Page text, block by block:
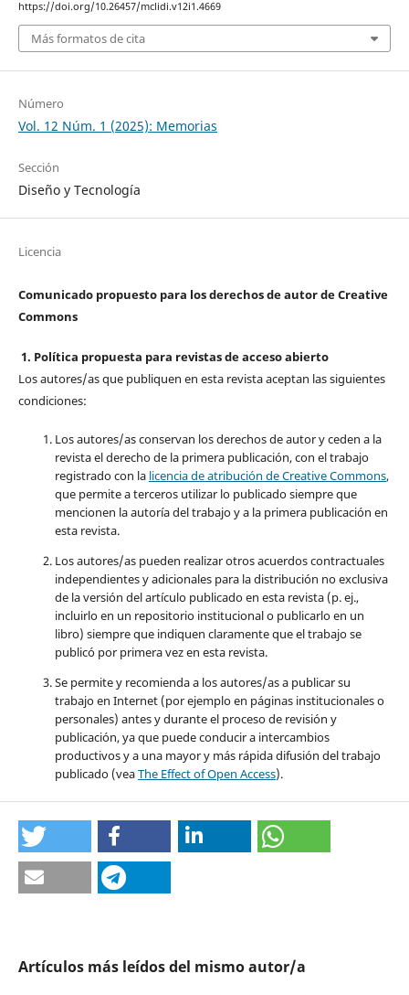
https://doi.org/10.26457/mclidi.v12i1.4669
Más formatos de cita
Número
Vol. 12 Núm. 1 (2025): Memorias
Sección
Diseño y Tecnología
Licencia
Comunicado propuesto para los derechos de autor de Creative
Commons
1. Política propuesta para revistas de acceso abierto
Los autores/as que publiquen en esta revista aceptan las siguientes
condiciones:
Los autores/as conservan los derechos de autor y ceden a la
revista el derecho de la primera publicación, con el trabajo
registrado con la licencia de atribución de Creative Commons,
que permite a terceros utilizar lo publicado siempre que
mencionen la autoría del trabajo y a la primera publicación en
esta revista.
Los autores/as pueden realizar otros acuerdos contractuales
independientes y adicionales para la distribución no exclusiva
de la versión del artículo publicado en esta revista (p. ej.,
incluirlo en un repositorio institucional o publicarlo en un
libro) siempre que indiquen claramente que el trabajo se
publicó por primera vez en esta revista.
Se permite y recomienda a los autores/as a publicar su
trabajo en Internet (por ejemplo en páginas institucionales o
personales) antes y durante el proceso de revisión y
publicación, ya que puede conducir a intercambios
productivos y a una mayor y más rápida difusión del trabajo
publicado (veaThe Effect of Open Access).
Artículos más leídos del mismo autor/a